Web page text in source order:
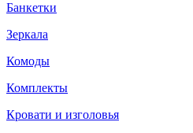
Банкетки
Зеркала
Комоды
Комплекты
Кровати и изголовья